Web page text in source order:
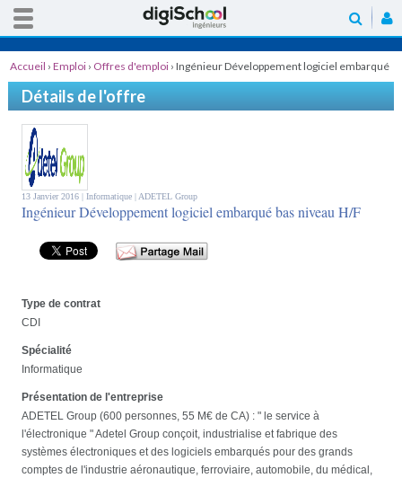
Accueil › Emploi › Offres d'emploi › Ingénieur Développement logiciel embarqué
bas niveau H/F
Détails de l'offre
13 Janvier 2016 | Informatique | ADETEL Group
Ingénieur Développement logiciel embarqué bas niveau H/F
Type de contrat
CDI
Spécialité
Informatique
Présentation de l'entreprise
ADETEL Group (600 personnes, 55 M€ de CA) : " le service à
l'électronique " Adetel Group conçoit, industrialise et fabrique des
systèmes électroniques et des logiciels embarqués pour des grands
comptes de l'industrie aéronautique, ferroviaire, automobile, du médical,